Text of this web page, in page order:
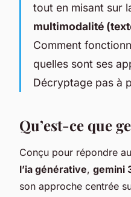
tout en misant sur
multimodalité
Comment
quelles sont ses
Décryptage pas à
Qu’est-ce que
Conçu pour répondre
l’ia générative, gemini
son approche centrée